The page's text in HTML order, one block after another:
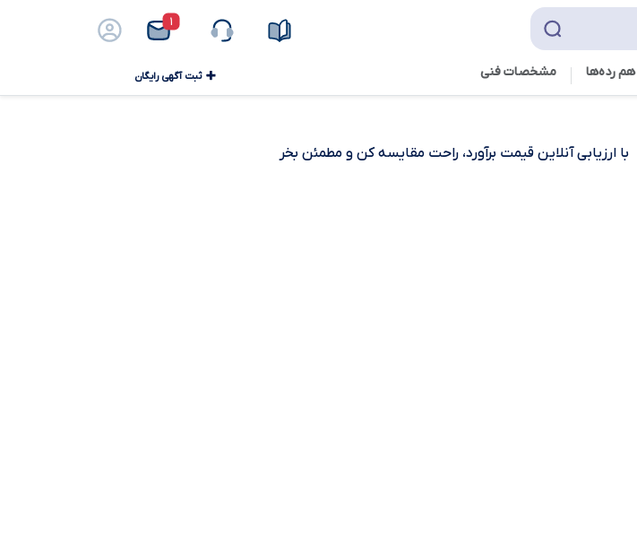
۱
هم رده‌ها‌ مشخصات فنی ثبت آگهی رایگان
با ارزیابی آنلاین قیمت برآورد، راحت مقایسه کن و مطمئن بخر